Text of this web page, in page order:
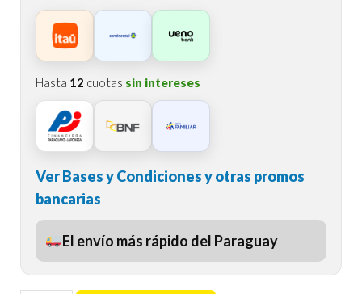
Hasta 12 cuotas sin intereses
Ver Bases y Condiciones y otras promos
bancarias
El envío más rápido del Paraguay